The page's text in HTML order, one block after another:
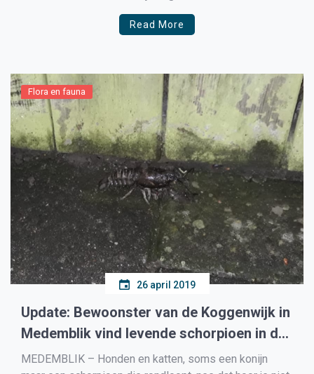
van deze mensen bij de MC-NH bekend zijn geworden
omdat Hollands Kroon de namen was vergeten te
Read More
Flora en fauna
26 april 2019
Update: Bewoonster van de Koggenwijk in
Medemblik vind levende schorpioen in de
steeg
MEDEMBLIK – Honden en katten, soms een konijn